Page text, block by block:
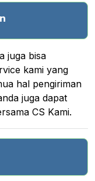
juga bisa
kami yang
hal pengiriman
juga dapat
CS Kami.